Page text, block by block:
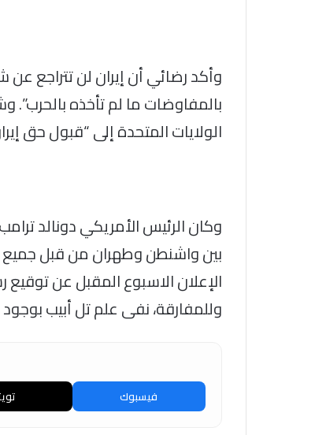
وأكد رضائي أن إيران لن تتراجع عن
بالمفاوضات ما لم تأخذه
الولايات المتحدة إلى “قبول حق
وكان الرئيس الأمريكي دونالد
بين واشنطن وطهران من قبل جميع
الإعلان الاسبوع المقبل عن توقيع
وللمفارقة، نفى علم تل أبيب
فيسبوك